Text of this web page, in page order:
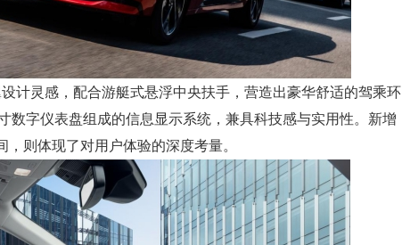
计灵感，配合游艇式悬浮中央扶手，营造出豪华舒适的驾乘环
数字仪表盘组成的信息显示系统，兼具科技感与实用性。新增
则体现了对用户体验的深度考量。